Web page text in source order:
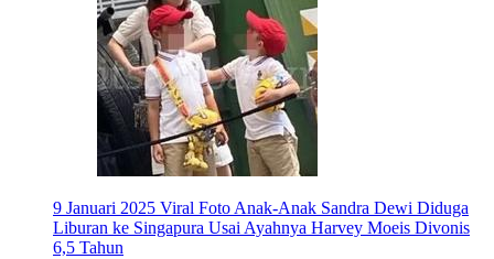
9 Januari 2025 Viral Foto Anak-Anak Sandra Dewi Diduga
Liburan ke Singapura Usai Ayahnya Harvey Moeis Divonis
6,5 Tahun